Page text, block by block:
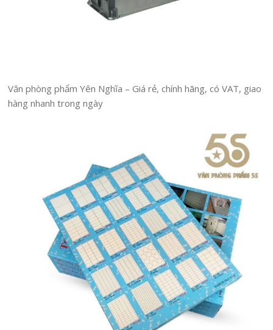
Văn phòng phẩm Yên Nghĩa – Giá rẻ, chính hãng, có VAT, giao
hàng nhanh trong ngày